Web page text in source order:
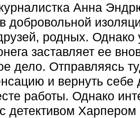
Анна
добровольной
родных. Однако
заставляет ее
дело. Отправляясь
и вернуть себе
работы. Однако
детективом Харпером